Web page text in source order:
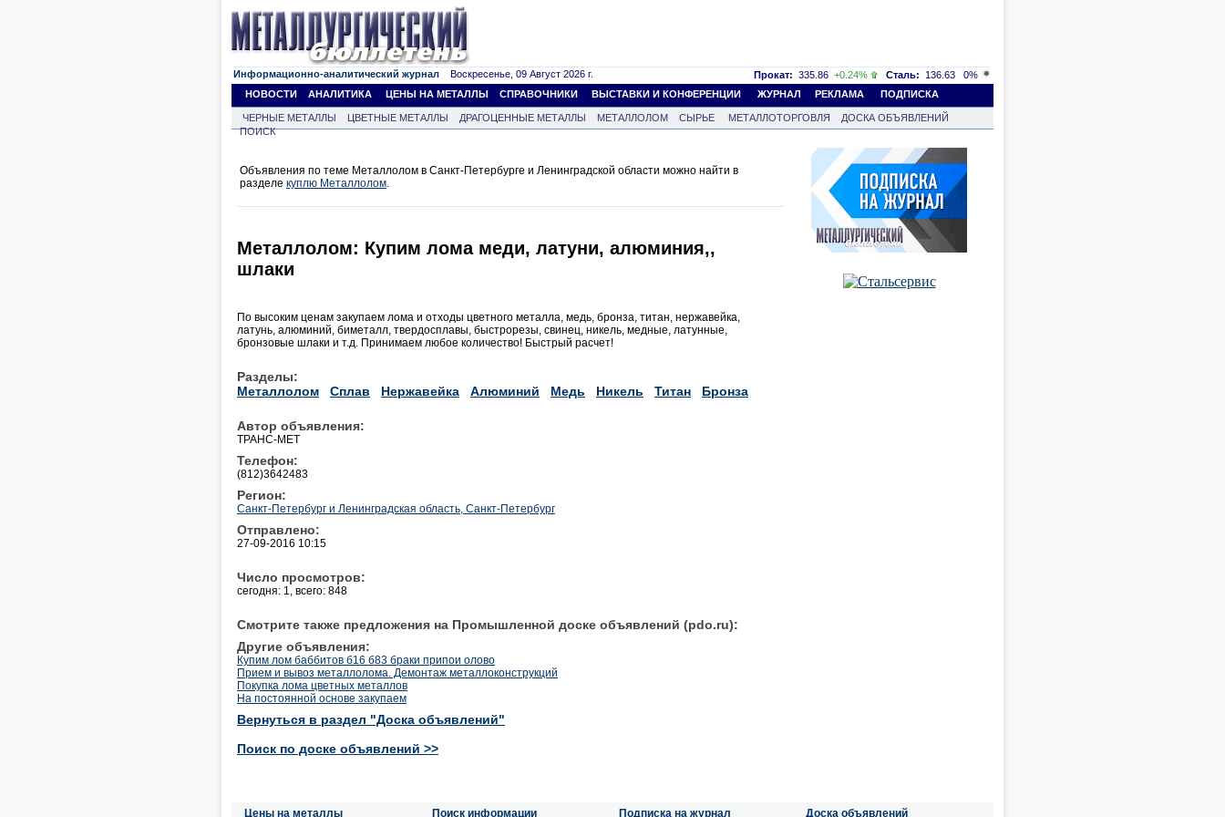
Информационно-аналитический журнал Воскресенье, 09 Август 2026 г. Прокат: 335.86 +0.24% Сталь: 136.63
0%
НОВОСТИ
АНАЛИТИКА ЦЕНЫ НА МЕТАЛЛЫ СПРАВОЧНИКИ ВЫСТАВКИ И КОНФЕРЕНЦИИ ЖУРНАЛ РЕКЛАМА ПОДПИСКА
ЧЕРНЫЕ МЕТАЛЛЫ ЦВЕТНЫЕ МЕТАЛЛЫ ДРАГОЦЕННЫЕ МЕТАЛЛЫ МЕТАЛЛОЛОМ СЫРЬЕ МЕТАЛЛОТОРГОВЛЯ
ДОСКА ОБЪЯВЛЕНИЙ
ПОИСК
Объявления по теме Металлолом в Санкт-Петербурге и Ленинградской области можно найти в
разделе куплю Металлолом.
Металлолом: Купим лома меди, латуни, алюминия,,
шлаки
По высоким ценам закупаем лома и отходы цветного металла, медь, бронза, титан, нержавейка,
латунь, алюминий, биметалл, твердосплавы, быстрорезы, свинец, никель, медные, латунные,
бронзовые шлаки и т.д. Принимаем любое количество! Быстрый расчет!
Разделы:
Металлолом
Сплав Нержавейка Алюминий Медь Никель Титан Бронза
Автор объявления:
ТРАНС-МЕТ
Телефон:
(812)3642483
Регион:
Санкт-Петербург и Ленинградская область, Санкт-Петербург
Отправлено:
27-09-2016 10:15
Число просмотров:
сегодня: 1, всего: 848
Смотрите также предложения на Промышленной доске объявлений (pdo.ru):
Другие объявления:
Купим лом баббитов б16 б83 браки припои олово
Прием и вывоз металлолома. Демонтаж металлоконструкций
Покупка лома цветных металлов
На постоянной основе закупаем
Вернуться в раздел "Доска объявлений"
Поиск по доске объявлений >>
Цены на металлы Поиск информации Подписка на журнал Доска объявлений